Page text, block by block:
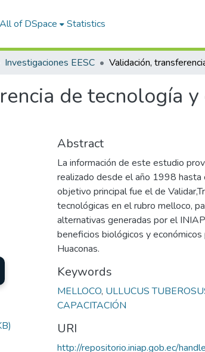
All of DSpace Statistics
Investigaciones EESC
de tecnología
Abstract
La información de este estudio
realizado desde el año 1998 hasta
objetivo principal fue el de
tecnológicas en el rubro melloco,
alternativas generadas por el
beneficios biológicos y
Huaconas.
Keywords
MELLOCO, ULLUCUS
CAPACITACIÓN
URI
http://repositorio.iniap.gob.ec/